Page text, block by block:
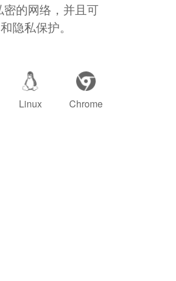
的网络，并且可
隐私保护。
Linux Chrome